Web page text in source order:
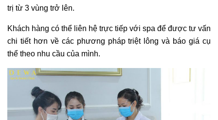
trị từ 3 vùng trở lên.
Khách hàng có thể liên hệ trực tiếp với spa để được tư vấn
chi tiết hơn về các phương pháp triệt lông và báo giá cụ
thể theo nhu cầu của mình.